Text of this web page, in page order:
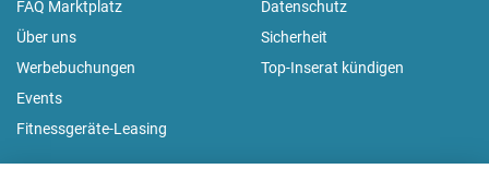
FAQ Marktplatz
Über uns
Werbebuchungen
Events
Fitnessgeräte-Leasing
Datenschutz
Sicherheit
Top-Inserat kündigen